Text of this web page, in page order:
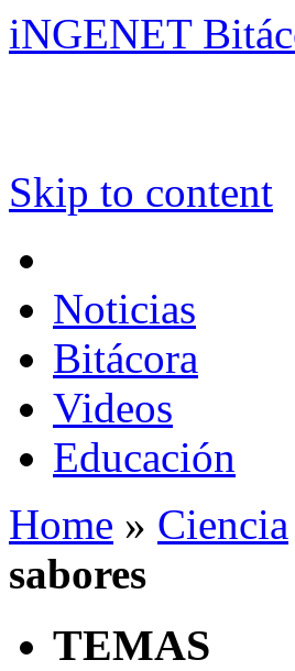
iNGENET
Skip to content
Noticias
Bitácora
Videos
Educación
Home » Ciencia
sabores
TEMAS